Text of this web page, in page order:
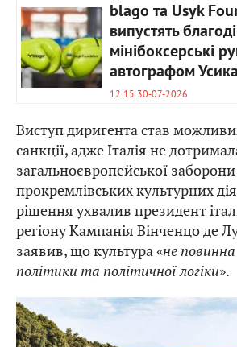
blago та Usyk
випустять
мінібоксерські
автографом Усика
12:15 30-07-2026
Виступ диригента став
санкції, адже Італія не
загальноєвропейської
прокремлівських культурних
рішення ухвалив президент
регіону Кампанія Вінченцо де
заявив, що культура «не
політики та політичної логіки».